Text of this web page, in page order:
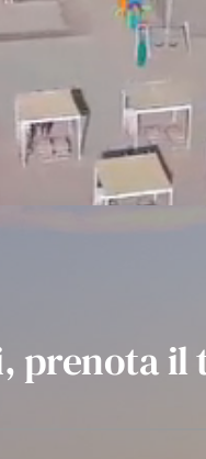
prenota il